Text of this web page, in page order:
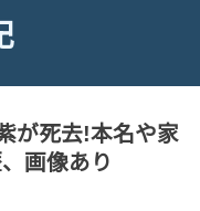
が死去!本名や家
画像あり